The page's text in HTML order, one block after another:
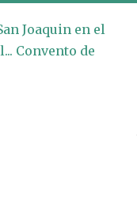
Joaquin en el
Convento de